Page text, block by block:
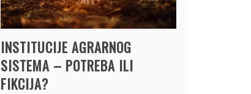
INSTITUCIJE AGRARNOG
SISTEMA – POTREBA ILI
FIKCIJA?